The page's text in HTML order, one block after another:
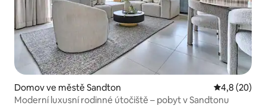
Domov ve městě Sandton Průměrné
4,8 (20)
Moderní luxusní rodinné útočiště – pobyt v Sandtonu